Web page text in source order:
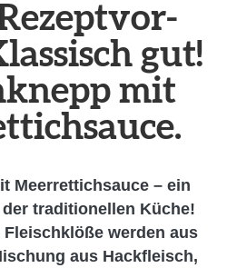
gut!
mit
Meerrettichsauce – ein
traditionellen Küche!
Fleischklöße werden aus
aus Hackfleisch,